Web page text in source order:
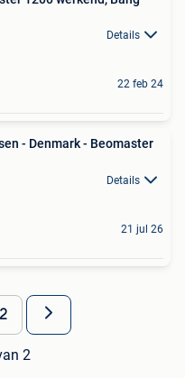
Details
22 feb 24
- Denmark - Beomaster
Details
21 jul 26
2
2